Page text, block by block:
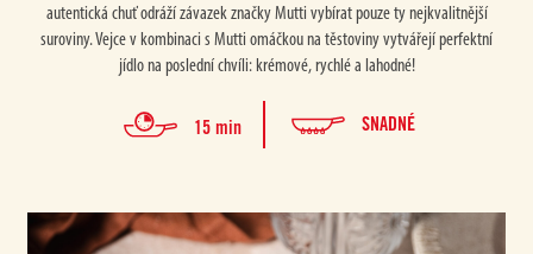
autentická chuť odráží závazek značky Mutti vybírat pouze ty nejkvalitnější
suroviny. Vejce v kombinaci s Mutti omáčkou na těstoviny vytvářejí perfektní
jídlo na poslední chvíli: krémové, rychlé a lahodné!
15 min SNADNÉ